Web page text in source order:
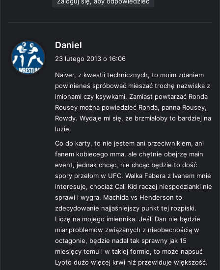
Daniel
z
e
:
23 lutego 2013 o 16:06
Naiver, z kwestii technicznych, to moim zdaniem
powinieneś spróbować mieszać trochę nazwiska z
imionami czy ksywkami. Zamiast powtarzać Ronda
Rousey można powiedzieć Ronda, panna Rousey,
Rowdy. Wydaje mi się, że brzmiałoby to bardziej na
luzie.
Co do karty, to nie jestem ani przeciwnikiem, ani
fanem kobiecego mma, ale chętnie obejrzę main
event, jednak chcąc, nie chcąc będzie to dość
spory przełom w UFC. Walka Fabera z Ivanem mnie
interesuje, chociaż Cali Kid raczej niespodzianki nie
sprawi i wygra. Machida vs Henderson to
zdecydowanie najjaśniejszy punkt tej rozpiski.
Liczę na mojego imiennika. Jeśli Dan nie będzie
miał problemów związanych z nieobecnością w
octagonie, będzie nadal tak sprawny jak 15
miesięcy temu i w takiej formie, to może napsuć
Lyoto dużo więcej krwi niż przewiduje większość.